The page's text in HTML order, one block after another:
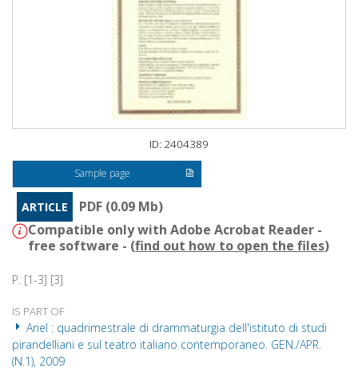
ID: 2404389
Sample page
ARTICLE
PDF (0.09 Mb)
Compatible only with Adobe Acrobat Reader -
free software - (find out how to open the files)
P. [1-3] [3]
IS PART OF
Ariel : quadrimestrale di drammaturgia dell'istituto di studi
pirandelliani e sul teatro italiano contemporaneo. GEN./APR.
(N.1), 2009